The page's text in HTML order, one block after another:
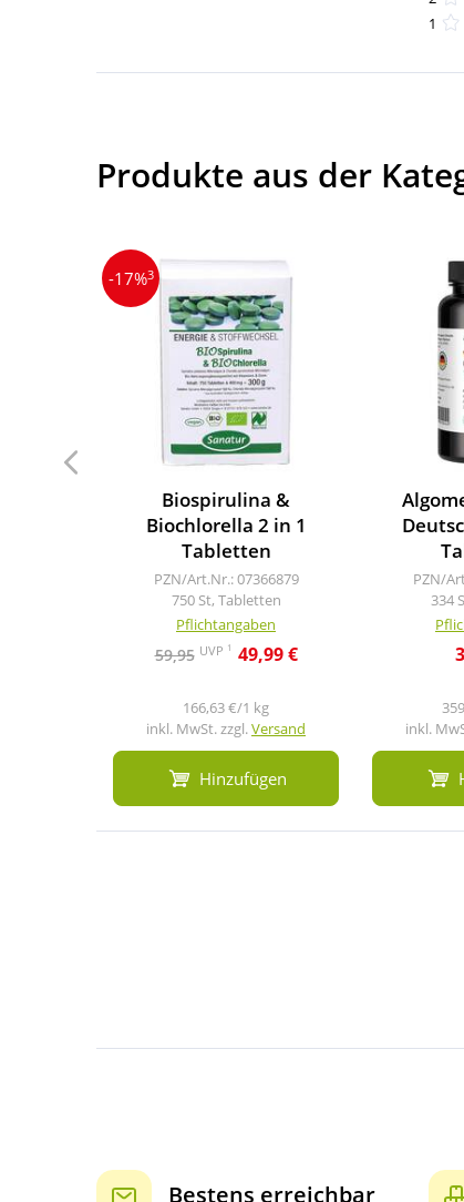
1
Produkte aus der
-17%3
Biospirulina &
Biochlorella 2 in 1
Tabletten
PZN/Art.Nr.: 07366879
750 St, Tabletten
Pflichtangaben
59,95 UVP 1 49,99 €
166,63 €/1 kg
inkl. MwSt. zzgl.Versand
Hinzufügen
PZN/
334
inkl.
Bestens erreichbar